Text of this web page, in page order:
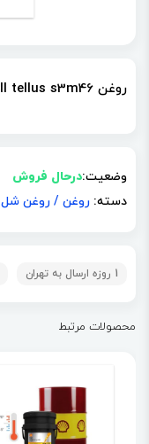
روغن shell tellus s3m46
وضعیت:درحال فروش
دسته: روغن / روغن شل
1 روزه ارسال به تهران
محصولات مرتبط